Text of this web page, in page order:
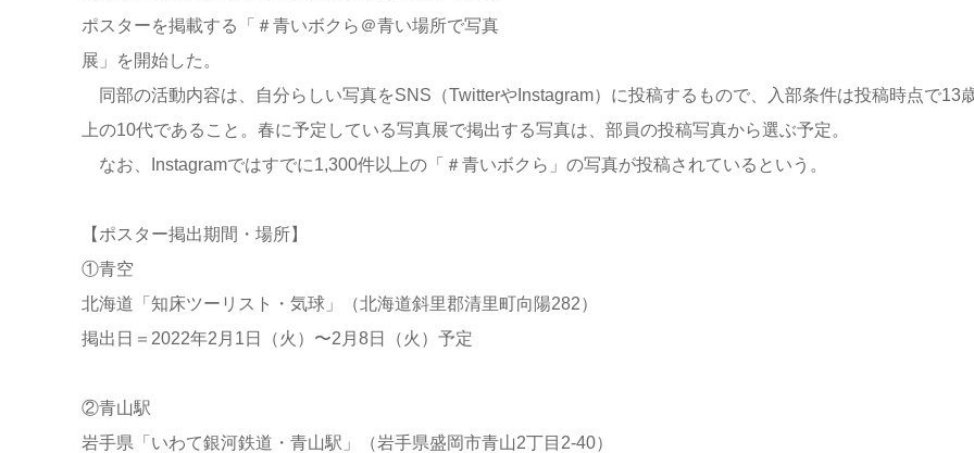
ポスターを掲載する「＃青いボクら＠青い場所で写真
展」を開始した。
同部の活動内容は、自分らしい写真をSNS（TwitterやInstagram）に投稿するもので、入部条件は投稿時点で13
上の10代であること。春に予定している写真展で掲出する写真は、部員の投稿写真から選ぶ予定。
なお、Instagramではすでに1,300件以上の「＃青いボクら」の写真が投稿されているという。
【ポスター掲出期間・場所】
①青空
北海道「知床ツーリスト・気球」（北海道斜里郡清里町向陽282）
掲出日＝2022年2月1日（火）〜2月8日（火）予定
②青山駅
岩手県「いわて銀河鉄道・青山駅」（岩手県盛岡市青山2丁目2-40）